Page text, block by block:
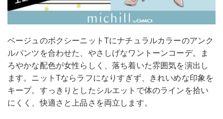
ベージュのボクシーニットTにナチュラルカラーのアンク
ルパンツを合わせた、やさしげなワントーンコーデ。ま
ろやかな配色が女性らしく、落ち着いた雰囲気を演出し
ます。ニットTならラフになりすぎず、きれいめな印象を
キープ。すっきりとしたシルエットで体のラインを拾い
にくく、快適さと上品さを両立します。